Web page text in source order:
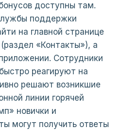
доступны там.
поддержки
на главной странице
«Контакты»), а
Сотрудники
реагируют на
решают возникшие
линии горячей
новички и
могут получить ответы